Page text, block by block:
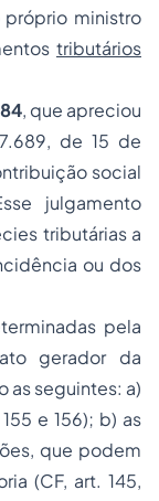
ministro
tributários
, que apreciou
de 15 de
social
julgamento
tributárias a
ou dos
pela
gerador da
as seguintes: a)
e 156); b) as
que podem
(CF, art. 145,